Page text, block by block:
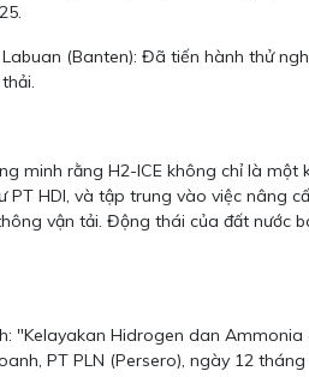
Labuan (Banten): Đã tiến hành thử
minh rằng H2-ICE không chỉ là
PT HDI, và tập trung vào việc nâng
vận tải. Động thái của đất nước
"Kelayakan Hidrogen dan
PT PLN (Persero), ngày 12